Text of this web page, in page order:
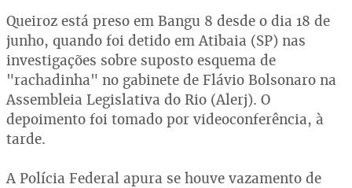
Queiroz está preso em Bangu 8 desde o dia 18 de
junho, quando foi detido em Atibaia (SP) nas
investigações sobre suposto esquema de
"rachadinha" no gabinete de Flávio Bolsonaro na
Assembleia Legislativa do Rio (Alerj). O
depoimento foi tomado por videoconferência, à
tarde.
A Polícia Federal apura se houve vazamento de